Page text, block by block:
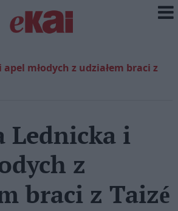
młodych z udziałem braci z
Lednicka i
z
braci z Taizé